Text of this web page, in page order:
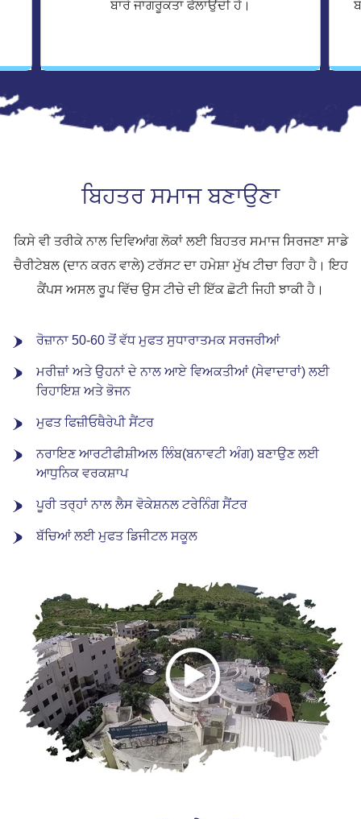
ਬਾਰੇ ਜਾਗਰੂਕਤਾ ਫੈਲਾਉਂਦੀ ਹੈ।
ਬਿਹਤਰ ਸਮਾਜ ਬਣਾਉਣਾ
ਕਿਸੇ ਵੀ ਤਰੀਕੇ ਨਾਲ ਦਿਵਿਆਂਗ ਲੋਕਾਂ ਲਈ ਬਿਹਤਰ ਸਮਾਜ ਸਿਰਜਣਾ ਸਾਡੇ
ਚੈਰੀਟੇਬਲ (ਦਾਨ ਕਰਨ ਵਾਲੇ) ਟਰੱਸਟ ਦਾ ਹਮੇਸ਼ਾ ਮੁੱਖ ਟੀਚਾ ਰਿਹਾ ਹੈ। ਇਹ
ਕੈਂਪਸ ਅਸਲ ਰੂਪ ਵਿੱਚ ਉਸ ਟੀਚੇ ਦੀ ਇੱਕ ਛੋਟੀ ਜਿਹੀ ਝਾਕੀ ਹੈ।
ਰੋਜ਼ਾਨਾ 50-60 ਤੋਂ ਵੱਧ ਮੁਫਤ ਸੁਧਾਰਾਤਮਕ ਸਰਜਰੀਆਂ
ਮਰੀਜ਼ਾਂ ਅਤੇ ਉਹਨਾਂ ਦੇ ਨਾਲ ਆਏ ਵਿਅਕਤੀਆਂ (ਸੇਵਾਦਾਰਾਂ) ਲਈ
ਰਿਹਾਇਸ਼ ਅਤੇ ਭੋਜਨ
ਮੁਫਤ ਫਿਜ਼ੀਓਥੈਰੇਪੀ ਸੈਂਟਰ
ਨਰਾਇਣ ਆਰਟੀਫੀਸ਼ੀਅਲ ਲਿੰਬ(ਬਨਾਵਟੀ ਅੰਗ) ਬਣਾਉਣ ਲਈ
ਆਧੁਨਿਕ ਵਰਕਸ਼ਾਪ
ਪੂਰੀ ਤਰ੍ਹਾਂ ਨਾਲ ਲੈਸ ਵੋਕੇਸ਼ਨਲ ਟਰੇਨਿੰਗ ਸੈਂਟਰ
ਬੱਚਿਆਂ ਲਈ ਮੁਫਤ ਡਿਜੀਟਲ ਸਕੂਲ